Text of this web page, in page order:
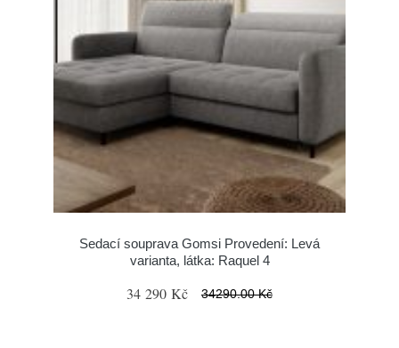
Sedací souprava Gomsi Provedení: Levá
varianta, látka: Raquel 4
34 290 Kč 34290.00 Kč